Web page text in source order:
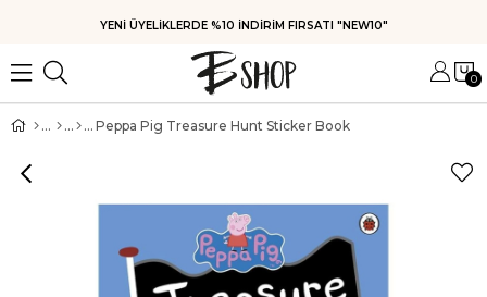
YENİ ÜYELİKLERDE %10 İNDİRİM FIRSATI "NEW10"
0
Peppa Pig Treasure Hunt Sticker Book